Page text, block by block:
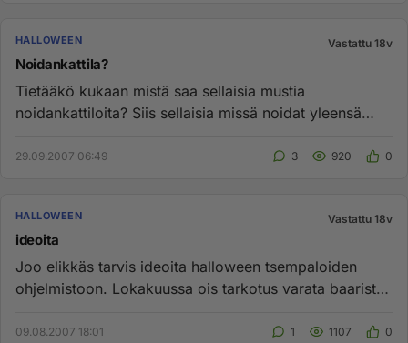
HALLOWEEN Vastattu 18v
Noidankattila?
Tietääkö kukaan mistä saa sellaisia mustia
noidankattiloita? Siis sellaisia missä noidat yleensä
29.09.2007 06:49 3 920 0
HALLOWEEN Vastattu 18v
ideoita
Joo elikkäs tarvis ideoita halloween tsempaloiden
ohjelmistoon. Lokakuussa ois tarkotus varata baarista
09.08.2007 18:01 1 1107 0